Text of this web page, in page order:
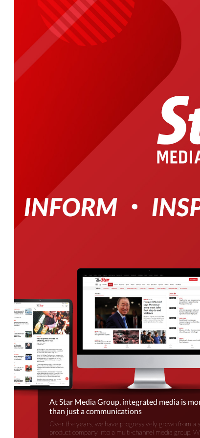
At Star Media Group, integrated media is
than just a communications
Over the years, we have progressively grown from a
product company into a multi-channel media group.